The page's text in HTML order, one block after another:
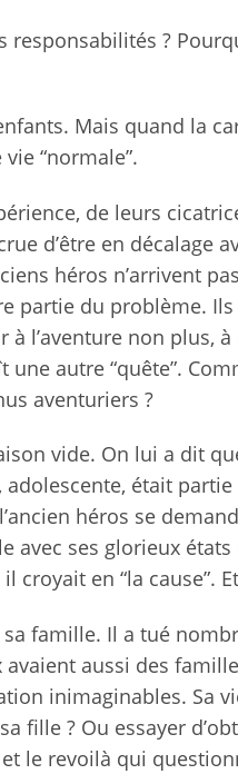
responsabilités ?
Mais quand la
“normale”.
de leurs
d’être en décalage
héros n’arrivent
partie du problème.
l’aventure non plus,
une autre “quête”.
aventuriers ?
vide. On lui a dit
était
héros se
ses glorieux
croyait en “la cause”.
famille. Il a tué
aussi des
inimaginables. Sa
fille ? Ou essayer
le revoilà qui